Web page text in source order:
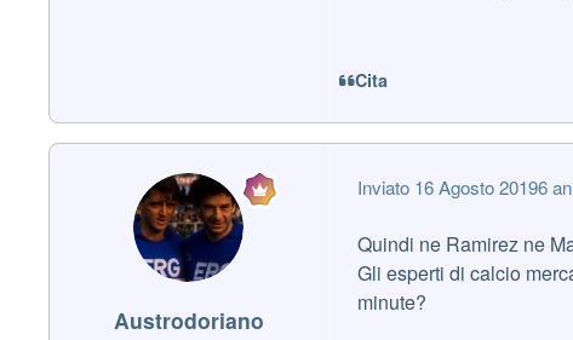
Cita
Austrodoriano
Inviato 16 Agosto 20196
Quindi ne Ramirez ne
Gli esperti di calcio
minute?